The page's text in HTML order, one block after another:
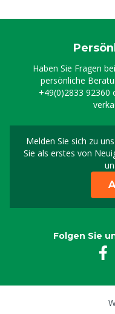
Haben Sie Fragen
persönliche
+49(0)2833 92360
Melden Sie sich zu
Sie als erstes von
Folgen Sie